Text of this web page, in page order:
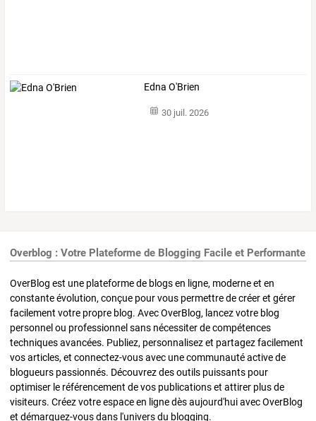
Edna O'Brien
30 juil. 2026
Overblog : Votre Plateforme de Blogging Facile et Performante
OverBlog est une plateforme de blogs en ligne, moderne et en
constante évolution, conçue pour vous permettre de créer et gérer
facilement votre propre blog. Avec OverBlog, lancez votre blog
personnel ou professionnel sans nécessiter de compétences
techniques avancées. Publiez, personnalisez et partagez facilement
vos articles, et connectez-vous avec une communauté active de
blogueurs passionnés. Découvrez des outils puissants pour
optimiser le référencement de vos publications et attirer plus de
visiteurs. Créez votre espace en ligne dès aujourd'hui avec OverBlog
et démarquez-vous dans l'univers du blogging.